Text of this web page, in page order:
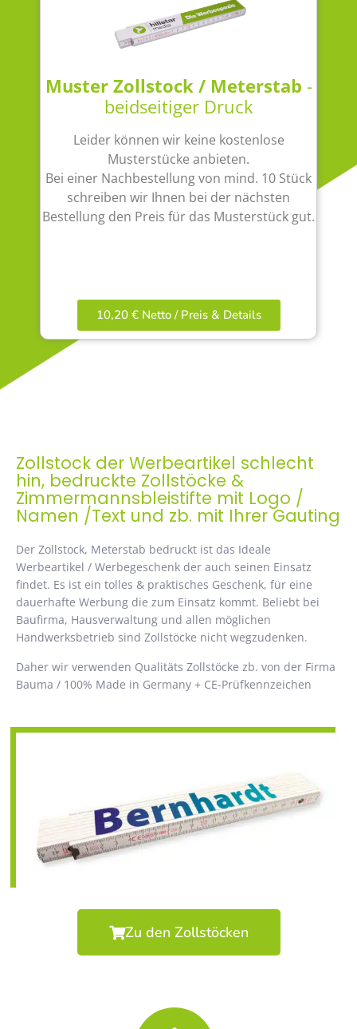
Muster Zollstock / Meterstab -
beidseitiger Druck
Leider können wir keine kostenlose
Musterstücke anbieten.
Bei einer Nachbestellung von mind. 10 Stück
schreiben wir Ihnen bei der nächsten
Bestellung den Preis für das Musterstück gut.
10,20 € Netto / Preis & Details
Zollstock der Werbeartikel schlecht
hin, bedruckte Zollstöcke &
Zimmermannsbleistifte mit Logo /
Namen /Text und zb. mit Ihrer Gauting
Der Zollstock, Meterstab bedruckt ist das Ideale
Werbeartikel / Werbegeschenk der auch seinen Einsatz
findet. Es ist ein tolles & praktisches Geschenk, für eine
dauerhafte Werbung die zum Einsatz kommt. Beliebt bei
Baufirma, Hausverwaltung und allen möglichen
Handwerksbetrieb sind Zollstöcke nicht wegzudenken.
Daher wir verwenden Qualitäts Zollstöcke zb. von der Firma
Bauma / 100% Made in Germany + CE-Prüfkennzeichen
Zu den Zollstöcken